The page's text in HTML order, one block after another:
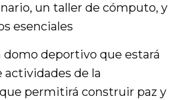
un taller de cómputo, y
esenciales
domo deportivo que estará
actividades de la
permitirá construir paz y